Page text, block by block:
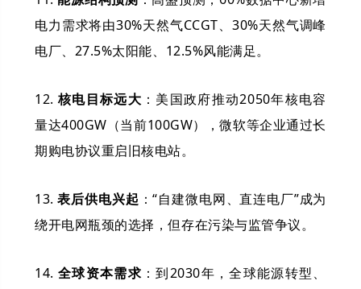
电力需求将由30%天然气CCGT、30%天然气调峰
电厂、27.5%太阳能、12.5%风能满足。
12. 核电目标远大 ：美国政府推动2050年核电容
量达400GW（当前100GW），微软等企业通过长
期购电协议重启旧核电站。
13.表后供电兴起 ：“自建微电网、直连电厂”成为
绕开电网瓶颈的选择，但存在污染与监管争议。
14. 全球资本需求 ：到2030年，全球能源转型、